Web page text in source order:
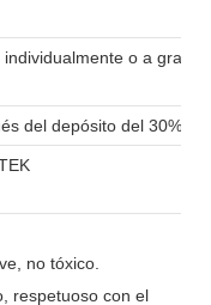
individualmente o a
del depósito del 30%
no tóxico.
respetuoso con el